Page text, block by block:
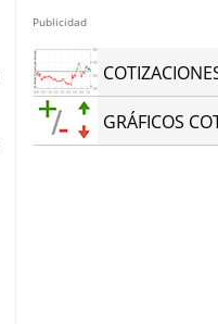
Publicidad
GRÁFICOS